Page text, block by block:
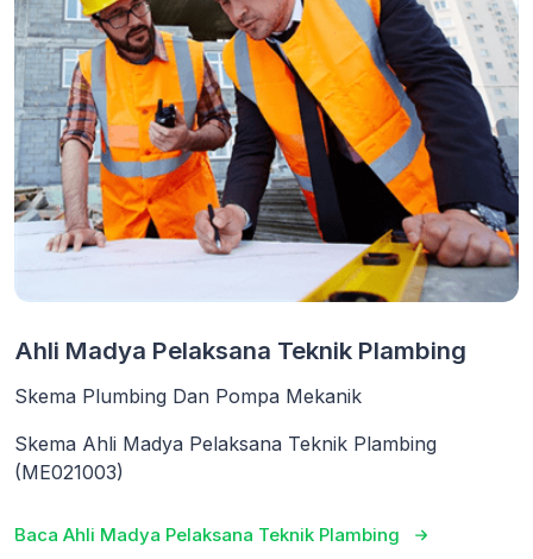
Ahli Madya Pelaksana Teknik Plambing
Skema Plumbing Dan Pompa Mekanik
Skema Ahli Madya Pelaksana Teknik Plambing
(ME021003)
Baca Ahli Madya Pelaksana Teknik Plambing